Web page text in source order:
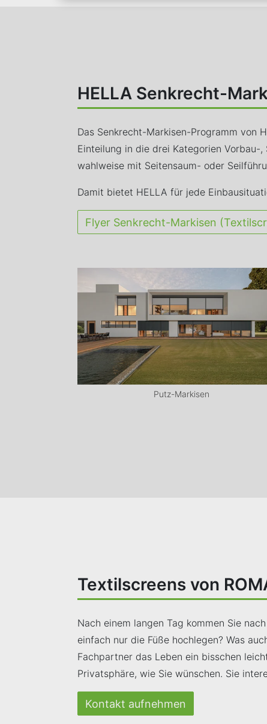
HELLA Senkrecht-
Das Senkrecht-Markisen-Programm von
Einteilung in die drei Kategorien
wahlweise mit Seitensaum- oder
Damit bietet HELLA für jede
Flyer Senkrecht-Markisen
Putz-Markisen
Textilscreens von
Nach einem langen Tag kommen Sie
einfach nur die Füße hochlegen? Was
Fachpartner das Leben ein bisschen
Privatsphäre, wie Sie wünschen. Sie
Kontakt aufnehmen